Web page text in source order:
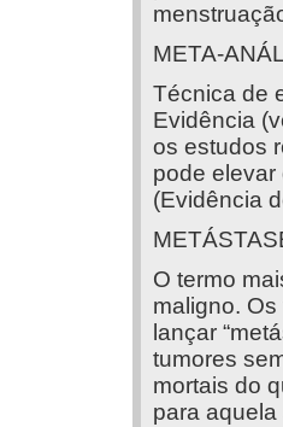
META-
Técnica de
Evidência
os estudos
pode
(Evidência
O termo
maligno.
lançar
tumores
mortais do
para